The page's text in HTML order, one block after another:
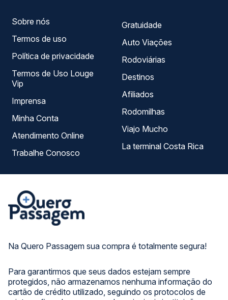
Na Quero Passagem sua compra é totalmente segura!
Para garantirmos que seus dados estejam sempre
protegidos, não armazenamos nenhuma informação do
cartão de crédito utilizado, seguindo os protocolos de
Sobre nós
Termos de uso
Política de privacidade
Termos de Uso Louge
Vip
Imprensa
Minha Conta
Atendimento Online
Trabalhe Conosco
Gratuidade
Auto Viações
Rodoviárias
Destinos
Afiliados
Rodomilhas
Viajo Mucho
La terminal Costa Rica